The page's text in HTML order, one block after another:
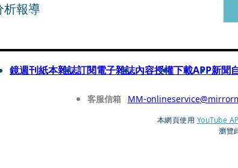
析報導
鏡週刊紙本雜誌訂閱電子雜誌內容授權下載APP新聞
客服信箱 MM-
本網頁使用 YouTube
瀏覽